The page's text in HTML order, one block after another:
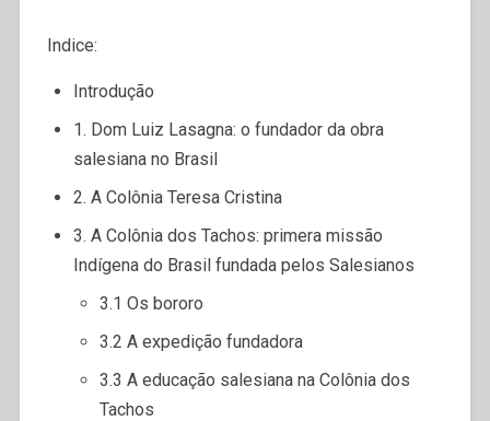
Indice:
Introdução
1. Dom Luiz Lasagna: o fundador da obra
salesiana no Brasil
2. A Colônia Teresa Cristina
3. A Colônia dos Tachos: primera missão
Indígena do Brasil fundada pelos Salesianos
3.1 Os bororo
3.2 A expedição fundadora
3.3 A educação salesiana na Colônia dos
Tachos